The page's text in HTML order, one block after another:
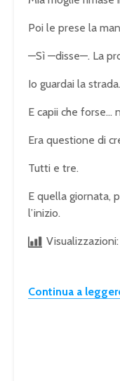
Poi le prese la
—Sì —disse—. La
Io guardai la strada.
E capii che forse…
Era questione di
Tutti e tre.
E quella giornata,
l’inizio.
Visualizzazioni:
Continua a